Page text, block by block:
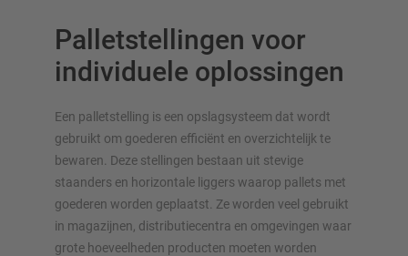
Palletstellingen voor
individuele oplossingen
Een palletstelling is een opslagsysteem dat wordt
gebruikt om goederen efficiënt en overzichtelijk te
bewaren. Deze stellingen bestaan uit stevige
staanders en horizontale liggers waarop pallets met
goederen worden geplaatst. Ze worden veel gebruikt
in magazijnen, distributiecentra en omgevingen waar
grote hoeveelheden producten moeten worden
Draagarmstellingen
Enkelzijdige draagarmstelling
Dubbelzijdige draagarmstelling
Draagarmstelling voor zware lasten
Mobiele draagarmstellingen
Draagarmstellingen voor langgoed
Andere draagarmstellingen